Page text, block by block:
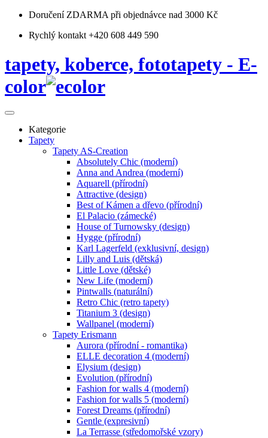
Doručení ZDARMA při objednávce nad 3000 Kč
Rychlý kontakt +420 608 449 590
tapety, koberce, fototapety - E-
color
Kategorie
Tapety
Tapety AS-Creation
Absolutely Chic (moderní)
Anna and Andrea (moderní)
Aquarell (přírodní)
Attractive (design)
Best of Kámen a dřevo (přírodní)
El Palacio (zámecké)
House of Turnowsky (design)
Hygge (přírodní)
Karl Lagerfeld (exklusivní, design)
Lilly and Luis (dětská)
Little Love (dětské)
New Life (moderní)
Pintwalls (naturální)
Retro Chic (retro tapety)
Titanium 3 (design)
Wallpanel (moderní)
Tapety Erismann
Aurora (přírodní - romantika)
ELLE decoration 4 (moderní)
Elysium (design)
Evolution (přírodní)
Fashion for walls 4 (moderní)
Fashion for walls 5 (moderní)
Forest Dreams (přírodní)
Gentle (expresivní)
La Terrasse (středomořské vzory)